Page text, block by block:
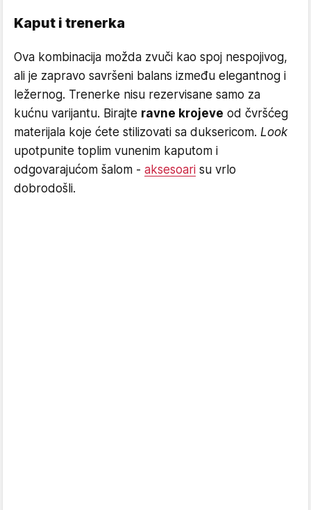
Kaput i trenerka
Ova kombinacija možda zvuči kao spoj nespojivog,
ali je zapravo savršeni balans između elegantnog i
ležernog. Trenerke nisu rezervisane samo za
kućnu varijantu. Birajte ravne krojeve od čvršćeg
materijala koje ćete stilizovati sa duksericom. Look
upotpunite toplim vunenim kaputom i
odgovarajućom šalom - aksesoari su vrlo
dobrodošli.